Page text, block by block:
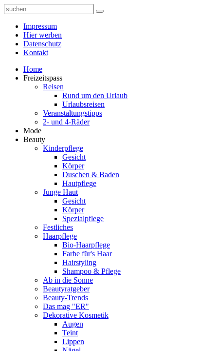
Impressum
Hier werben
Datenschutz
Kontakt
Home
Freizeitspass
Reisen
Rund um den Urlaub
Urlaubsreisen
Veranstaltungstipps
2- und 4-Räder
Mode
Beauty
Kinderpflege
Gesicht
Körper
Duschen & Baden
Hautpflege
Junge Haut
Gesicht
Körper
Spezialpflege
Festliches
Haarpflege
Bio-Haarpflege
Farbe für's Haar
Hairstyling
Shampoo & Pflege
Ab in die Sonne
Beautyratgeber
Beauty-Trends
Das mag "ER"
Dekorative Kosmetik
Augen
Teint
Lippen